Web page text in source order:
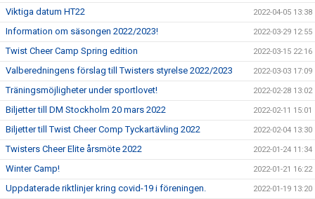
Viktiga datum HT22 2022-04-05 13:38
Information om säsongen 2022/2023! 2022-03-29 12:55
Twist Cheer Camp Spring edition 2022-03-15 22:16
Valberedningens förslag till Twisters styrelse 2022/2023 2022-03-03 17:09
Träningsmöjligheter under sportlovet! 2022-02-28 13:02
Biljetter till DM Stockholm 20 mars 2022 2022-02-11 15:01
Biljetter till Twist Cheer Comp Tyckartävling 2022 2022-02-04 13:30
Twisters Cheer Elite årsmöte 2022 2022-01-24 11:34
Winter Camp! 2022-01-21 16:22
Uppdaterade riktlinjer kring covid-19 i föreningen. 2022-01-19 13:20